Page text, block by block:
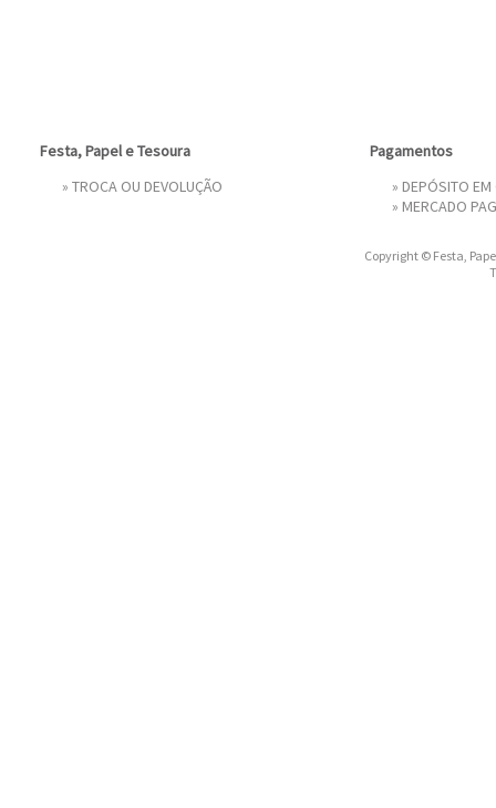
Festa, Papel e Tesoura
» TROCA OU DEVOLUÇÃO
Pagamentos
» DEPÓSITO EM
» MERCADO
Copyright © Festa,